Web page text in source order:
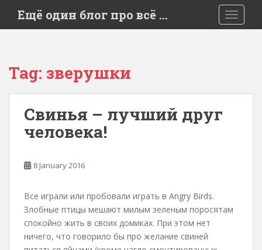
i
Ещё один блог про всё …
Tag: зверушки
Свинья – лучший друг
человека!
8 January 2016
Все играли или пробовали играть в Angry Birds.
Злобные птицы мешают милым зеленым поросятам
спокойно жить в своих домиках. При этом нет
ничего, что говорило бы про желание свиней